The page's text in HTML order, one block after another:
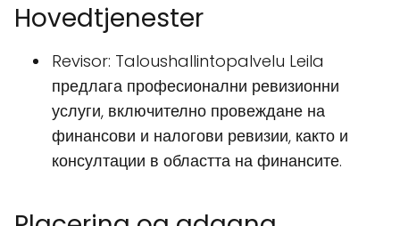
Hovedtjenester
Revisor: Taloushallintopalvelu Leila
предлага професионални ревизионни
услуги, включително провеждане на
финансови и налогови ревизии, както и
консултации в областта на финансите.